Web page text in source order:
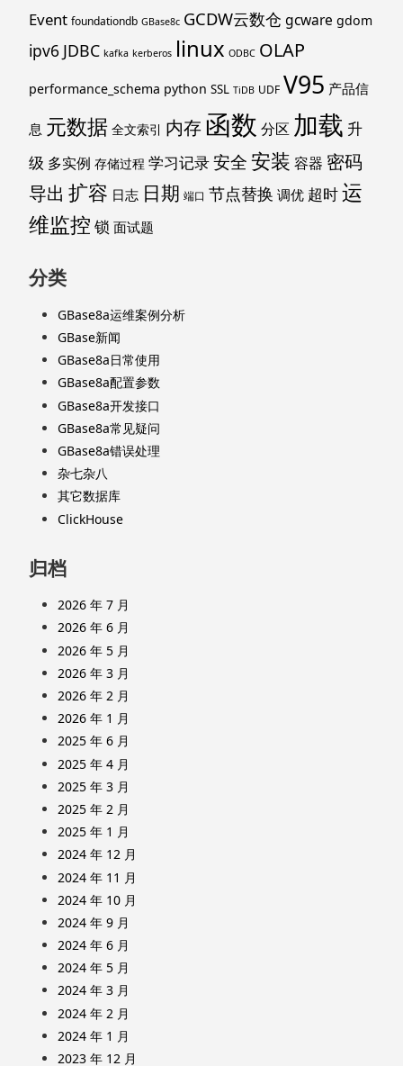
Event foundationdb GBase8c GCDW云数仓 gcware gdom
ipv6 JDBC kafka kerberos linux ODBC OLAP
performance_schema python SSL TiDB UDF V95 产品信
息 元数据 全文索引 内存函数 分区 加载 升
级 多实例 存储过程 学习记录安全安装 容器 密码
导出 扩容 日志 日期 端口 节点替换 调优 超时运
维监控 锁 面试题
分类
GBase8a运维案例分析
GBase新闻
GBase8a日常使用
GBase8a配置参数
GBase8a开发接口
GBase8a常见疑问
GBase8a错误处理
杂七杂八
其它数据库
ClickHouse
归档
2026 年 7 月
2026 年 6 月
2026 年 5 月
2026 年 3 月
2026 年 2 月
2026 年 1 月
2025 年 6 月
2025 年 4 月
2025 年 3 月
2025 年 2 月
2025 年 1 月
2024 年 12 月
2024 年 11 月
2024 年 10 月
2024 年 9 月
2024 年 6 月
2024 年 5 月
2024 年 3 月
2024 年 2 月
2024 年 1 月
2023 年 12 月